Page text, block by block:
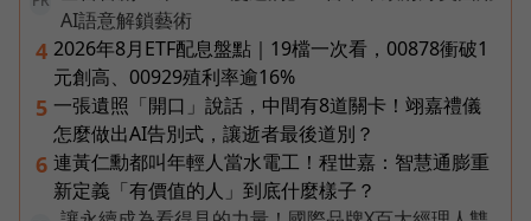
AI語意解鎖藝術
4 2026年8月ETF配息盤點｜19檔一次看，00878衝破1
元創高、00929殖利率逾16%
5 一張遺照「開口」說話，中間有8道關卡！翊嘉禮儀
怎麼做出AI告別式，讓逝者最後道別？
6 連黃仁勳都叫年輕人當水電工！程世嘉：智慧通膨重
新定義「有價值的人」到底什麼樣子？